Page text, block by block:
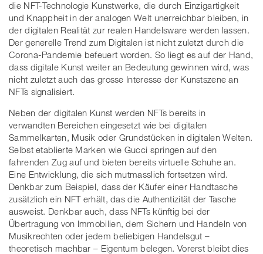
die NFT-Technologie Kunstwerke, die durch Einzigartigkeit
und Knappheit in der analogen Welt unerreichbar bleiben, in
der digitalen Realität zur realen Handelsware werden lassen.
Der generelle Trend zum Digitalen ist nicht zuletzt durch die
Corona-Pandemie befeuert worden. So liegt es auf der Hand,
dass digitale Kunst weiter an Bedeutung gewinnen wird, was
nicht zuletzt auch das grosse Interesse der Kunstszene an
NFTs signalisiert.
Neben der digitalen Kunst werden NFTs bereits in
verwandten Bereichen eingesetzt wie bei digitalen
Sammelkarten, Musik oder Grundstücken in digitalen Welten.
Selbst etablierte Marken wie Gucci springen auf den
fahrenden Zug auf und bieten bereits virtuelle Schuhe an.
Eine Entwicklung, die sich mutmasslich fortsetzen wird.
Denkbar zum Beispiel, dass der Käufer einer Handtasche
zusätzlich ein NFT erhält, das die Authentizität der Tasche
ausweist. Denkbar auch, dass NFTs künftig bei der
Übertragung von Immobilien, dem Sichern und Handeln von
Musikrechten oder jedem beliebigen Handelsgut –
theoretisch machbar – Eigentum belegen. Vorerst bleibt dies